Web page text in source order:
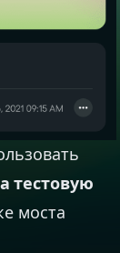
тестовую
моста